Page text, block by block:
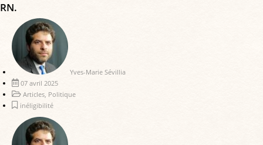
RN.
Yves-Marie Sévillia
07 avril 2025
Articles, Politique
inéligibilité